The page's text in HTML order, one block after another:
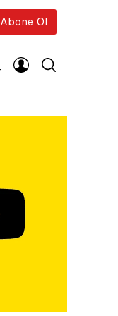
Abone Ol